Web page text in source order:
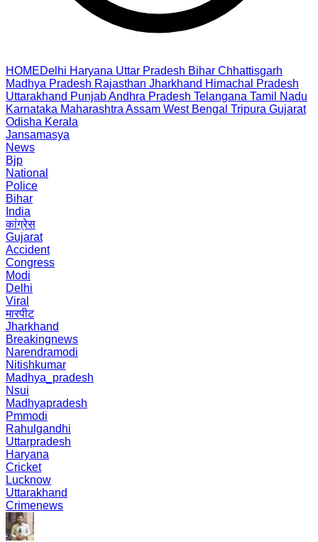
HOMEDelhi Haryana Uttar Pradesh Bihar Chhattisgarh
Madhya Pradesh Rajasthan Jharkhand Himachal Pradesh
Uttarakhand PunjabAndhra Pradesh Telangana Tamil Nadu
Karnataka Maharashtra Assam West Bengal Tripura Gujarat
Odisha Kerala
Jansamasya
News
Bjp
National
Police
Bihar
India
कांग्रेस
Gujarat
Accident
Congress
Modi
Delhi
Viral
मारपीट
Jharkhand
Breakingnews
Narendramodi
Nitishkumar
Madhya_pradesh
Nsui
Madhyapradesh
Pmmodi
Rahulgandhi
Uttarpradesh
Haryana
Cricket
Lucknow
Uttarakhand
Crimenews